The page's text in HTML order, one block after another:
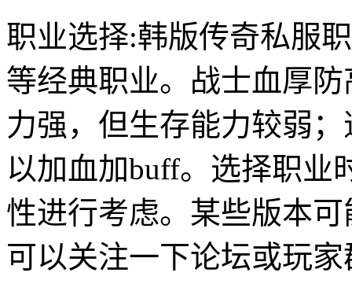
职业选择:韩版传奇私服
等经典职业。战士血厚
力强，但生存能力较弱
以加血加buff。选择职业
性进行考虑。某些版本
可以关注一下论坛或玩